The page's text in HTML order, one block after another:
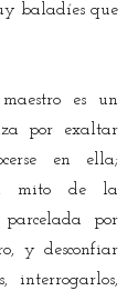
baladíes que
es un
por exaltar
en ella;
mito de la
parcelada por
y desconfiar
interrogarlos,